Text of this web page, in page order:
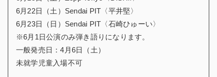
6月22日（土）Sendai PIT〈平井堅〉
6月23日（日）Sendai PIT〈石崎ひゅーい〉
※6月1日公演のみ弾き語りになります。
一般発売日：4月6日（土）
未就学児童入場不可